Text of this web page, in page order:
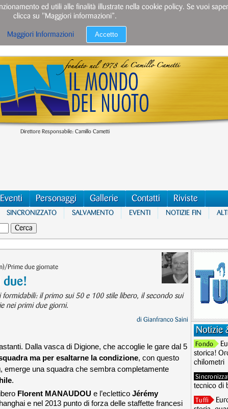
Direttore Responsabile: Camillo Cametti
Personaggi Gallerie Contatti Riviste
SINCRONIZZATO SALVAMENTO EVENTI NOTIZIE FIN
Prime due giornate
due!
formidabili: il primo sui 50 e 100 stile libero, il secondo sui
nei primi due giorni.
di Gianfranco Saini
Dalla vasca di Digione, che accoglie le gare dal 5
ma per esaltarne la condizione, con questo
emerge una squadra che sembra completamente
.
Florent MANAUDOU e l’eclettico Jérémy
e nel 2013 punto di forza delle staffette francesi
Notizie
Fondo
storica!
chilometri
tecnico di
Tuffi
ed utili alle finalità illustrate nella cookie policy. Se vuoi
clicca su "Maggiori informazioni”.
Maggiori Informazioni Accetto